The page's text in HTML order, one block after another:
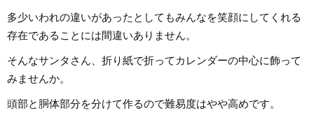
多少いわれの違いがあったとしてもみんなを笑顔にしてくれる
存在であることには間違いありません。
そんなサンタさん、折り紙で折ってカレンダーの中心に飾って
みませんか。
頭部と胴体部分を分けて作るので難易度はやや高めです。